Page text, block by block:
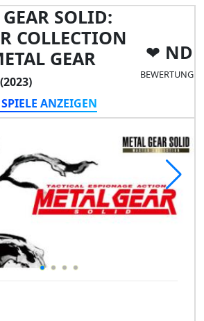
SOLID:
COLLECTION
GEAR
(2023)
ANZEIGEN
ND
BEWERTUNG